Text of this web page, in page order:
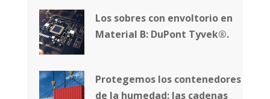
Los sobres con envoltorio en
Material B: DuPont Tyvek®.
Protegemos los contenedores
de la humedad: las cadenas